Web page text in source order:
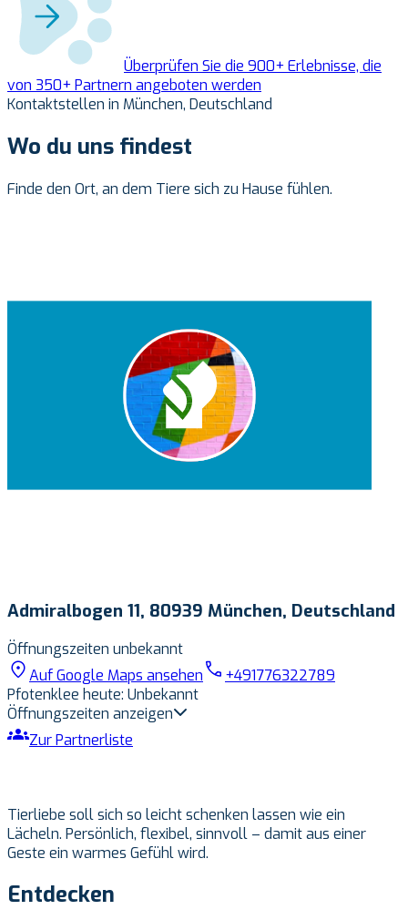
Überprüfen Sie die 900+Erlebnisse, die
von 350+Partnern angeboten werden
Kontaktstellen in München, Deutschland
Wo du uns findest
Finde den Ort, an dem Tiere sich zu Hause fühlen.
Admiralbogen 11, 80939 München, Deutschland
Öffnungszeiten unbekannt
Auf Google Maps ansehen
+491776322789
Pfotenklee heute: Unbekannt
Öffnungszeiten anzeigen
Keine Öffnungszeiten verfügbar
Zur Partnerliste
Tierliebe soll sich so leicht schenken lassen wie ein
Lächeln. Persönlich, flexibel, sinnvoll – damit aus einer
Geste ein warmes Gefühl wird.
Entdecken